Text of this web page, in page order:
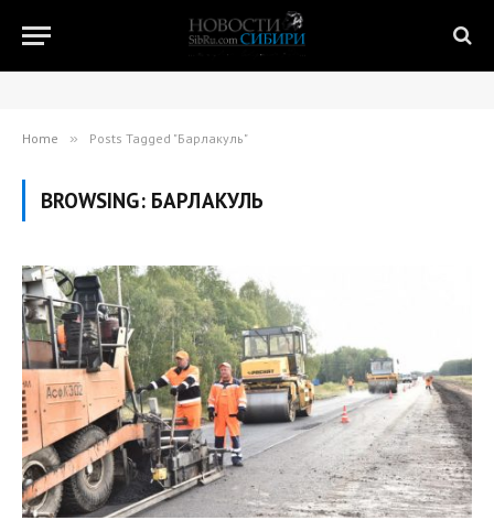
Home » Posts Tagged "Барлакуль"
BROWSING: БАРЛАКУЛЬ